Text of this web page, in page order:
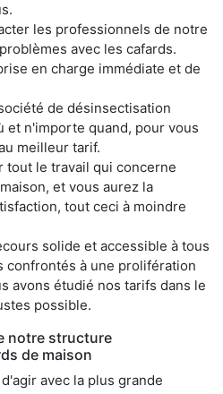
les professionnels de notre
avec les cafards.
en charge immédiate et de
de désinsectisation
n'importe quand, pour vous
meilleur tarif.
tout le travail qui concerne
et vous aurez la
tout ceci à moindre
solide et accessible à tous
à une prolifération
avons étudié nos tarifs dans le
possible.
notre structure
de maison
avec la plus grande